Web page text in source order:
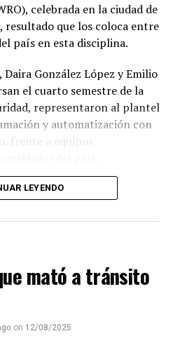
Molina
celebrada en la ciudad de
resultado que los coloca entre
país en esta disciplina.
González López y Emilio
el cuarto semestre de la
representaron al plantel
y automatización con
frente a equipos
los jóvenes les permitió
de la competencia, que
septiembre en Cancún,
en esa etapa, el equipo
a México en la final
se efectuará en Costa Rica.
LEYENDO
mató a tránsito
on 12/08/2025